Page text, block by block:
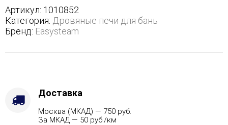
трехстороннем
кожухе
с
открытым
Змеевик,
Артикул: 1010852
Категория: Дровяные печи для бань
Бренд: Easysteam
Доставка
Москва (МКАД) — 750 руб.
За МКАД — 50 руб./км